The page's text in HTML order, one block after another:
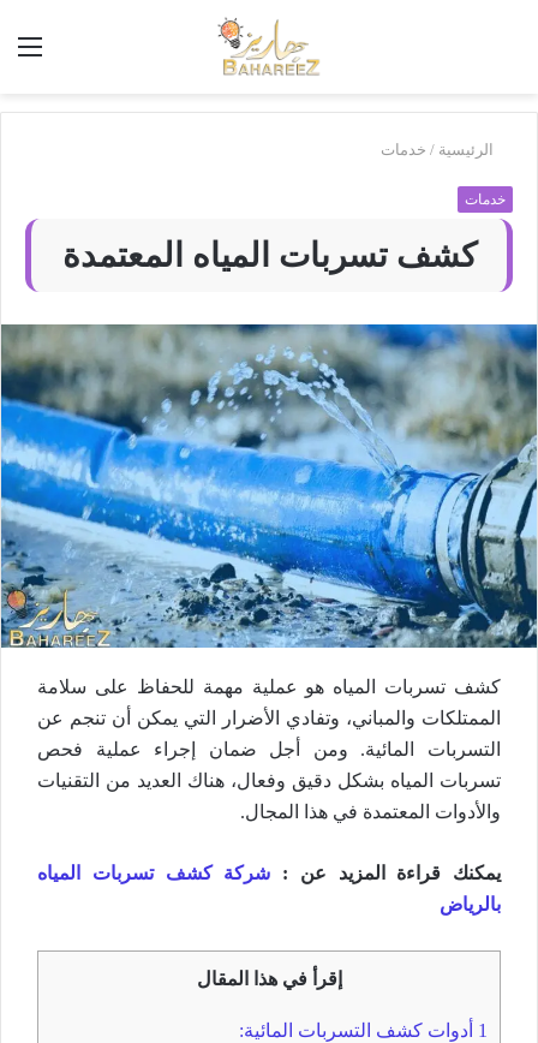
بَهاريز
الرئيسية / خدمات
خدمات
كشف تسربات المياه المعتمدة
كشف تسربات المياه هو عملية مهمة للحفاظ على سلامة
الممتلكات والمباني، وتفادي الأضرار التي يمكن أن تنجم عن
التسربات المائية. ومن أجل ضمان إجراء عملية فحص
تسربات المياه بشكل دقيق وفعال، هناك العديد من التقنيات
والأدوات المعتمدة في هذا المجال.
يمكنك قراءة المزيد عن : شركة كشف تسربات المياه
بالرياض
إقرأ في هذا المقال
1 أدوات كشف التسربات المائية: